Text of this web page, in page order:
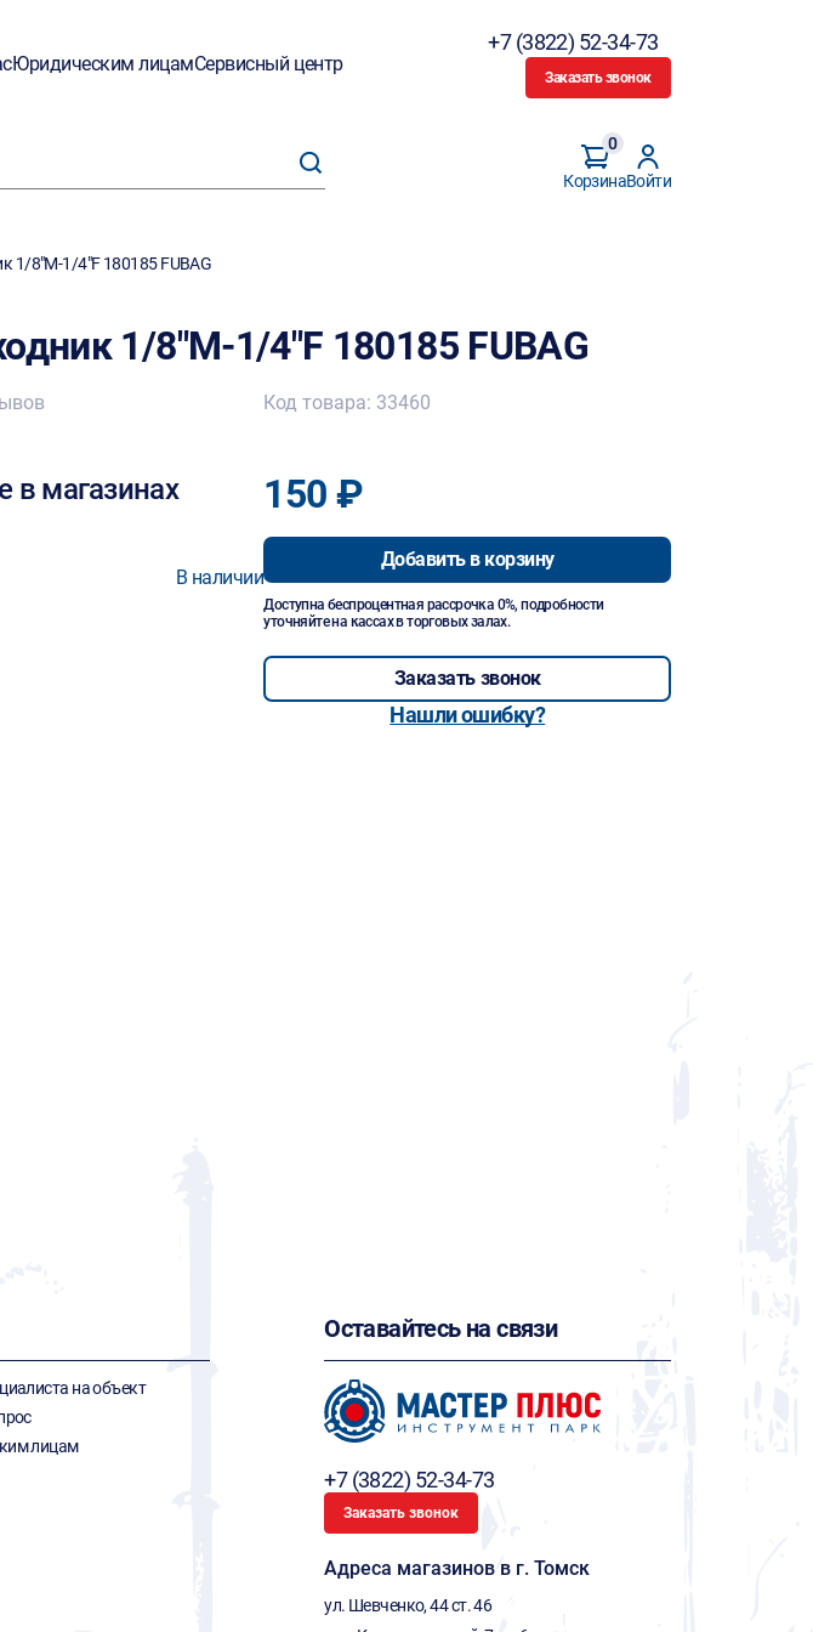
Юридическим лицамСервисный центр
+7 (3822) 52-34-73
Заказать звонок
Корзина
0
Войти
1/8"М-1/4"F 180185 FUBAG
1/8"М-1/4"F 180185 FUBAG
в магазинах
В наличии
Код товара: 33460
150 ₽
Добавить в корзину
Доступна беспроцентная рассрочка 0%, подробности
уточняйте на кассах в торговых залах.
Заказать звонок
Нашли ошибку?
на объект
лицам
Оставайтесь на связи
+7 (3822) 52-34-73
Заказать звонок
Адреса магазинов в г. Томск
ул. Шевченко, 44 ст. 46